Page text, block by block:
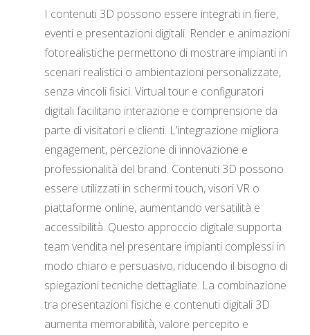
I contenuti 3D possono essere integrati in fiere,
eventi e presentazioni digitali. Render e animazioni
fotorealistiche permettono di mostrare impianti in
scenari realistici o ambientazioni personalizzate,
senza vincoli fisici. Virtual tour e configuratori
digitali facilitano interazione e comprensione da
parte di visitatori e clienti. L’integrazione migliora
engagement, percezione di innovazione e
professionalità del brand. Contenuti 3D possono
essere utilizzati in schermi touch, visori VR o
piattaforme online, aumentando versatilità e
accessibilità. Questo approccio digitale supporta
team vendita nel presentare impianti complessi in
modo chiaro e persuasivo, riducendo il bisogno di
spiegazioni tecniche dettagliate. La combinazione
tra presentazioni fisiche e contenuti digitali 3D
aumenta memorabilità, valore percepito e